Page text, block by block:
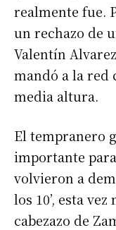
realmente fue.
un rechazo de
Valentín
mandó a la red
media altura.
El tempranero
importante
volvieron a
los 10’, esta
cabezazo de